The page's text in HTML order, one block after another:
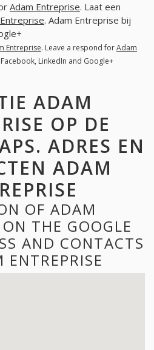
Adam Entreprise. Laat een
. Adam Entreprise bij
Entreprise. Leave a respond forAdam
LinkedIn and Google+
ADAM
OP DE
ADRES EN
ADAM
OF ADAM
THE GOOGLE
AND CONTACTS
ENTREPRISE